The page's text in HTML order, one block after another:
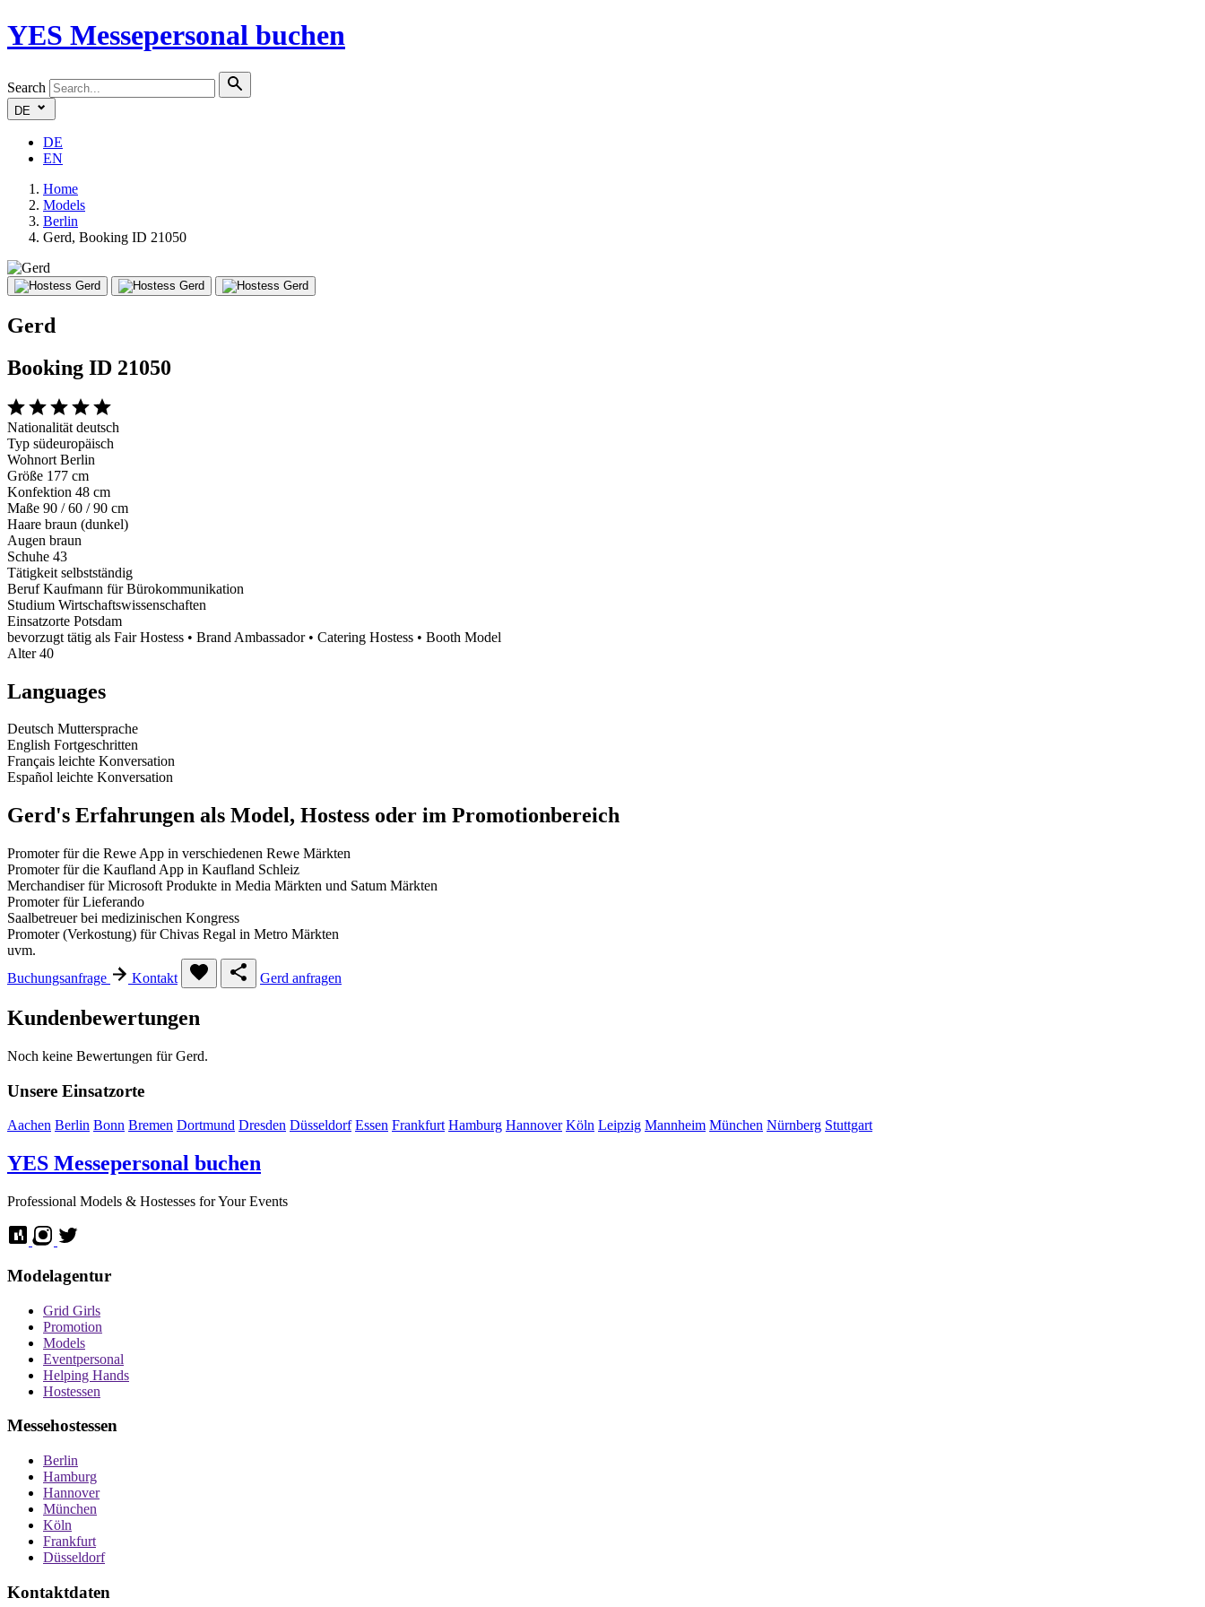
YES Messepersonal buchen
Search
DE
DE
EN
Home
Models
Berlin
Gerd, Booking ID 21050
Gerd
Booking ID 21050
Nationalität deutsch
Typ südeuropäisch
Wohnort Berlin
Größe 177 cm
Konfektion 48 cm
Maße 90 / 60 / 90 cm
Haare braun (dunkel)
Augen braun
Schuhe 43
Tätigkeit selbstständig
Beruf Kaufmann für Bürokommunikation
Studium Wirtschaftswissenschaften
Einsatzorte Potsdam
bevorzugt tätig als Fair Hostess • Brand Ambassador • Catering Hostess • Booth Model
Alter 40
Languages
Deutsch Muttersprache
English Fortgeschritten
Français leichte Konversation
Español leichte Konversation
Gerd's Erfahrungen als Model, Hostess oder im Promotionbereich
Promoter für die Rewe App in verschiedenen Rewe Märkten
Promoter für die Kaufland App in Kaufland Schleiz
Merchandiser für Microsoft Produkte in Media Märkten und Satum Märkten
Promoter für Lieferando
Saalbetreuer bei medizinischen Kongress
Promoter (Verkostung) für Chivas Regal in Metro Märkten
uvm.
Buchungsanfrage
Kontakt Gerd anfragen
Kundenbewertungen
Noch keine Bewertungen für Gerd.
Unsere Einsatzorte
Aachen Berlin Bonn Bremen Dortmund Dresden Düsseldorf Essen Frankfurt Hamburg Hannover Köln Leipzig Mannheim München Nürnberg Stuttgart
YES Messepersonal buchen
Professional Models & Hostesses for Your Events
Modelagentur
Grid Girls
Promotion
Models
Eventpersonal
Helping Hands
Hostessen
Messehostessen
Berlin
Hamburg
Hannover
München
Köln
Frankfurt
Düsseldorf
Kontaktdaten